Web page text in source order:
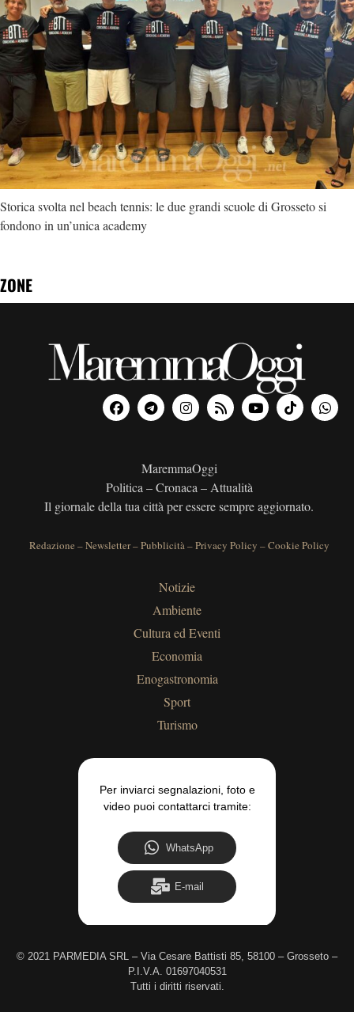
Storica svolta nel beach tennis: le due grandi scuole di Grosseto si
fondono in un’unica academy
ZONE
MaremmaOggi
Politica – Cronaca – Attualità
Il giornale della tua città per essere sempre aggiornato.
Redazione –Newsletter–Pubblicità–Privacy Policy –Cookie Policy
Notizie
Ambiente
Cultura ed Eventi
Economia
Enogastronomia
Sport
Turismo
Per inviarci segnalazioni, foto e
video puoi contattarci tramite:
WhatsApp
E-mail
© 2021 PARMEDIA SRL – Via Cesare Battisti 85, 58100 – Grosseto –
P.I.V.A. 01697040531
Tutti i diritti riservati.